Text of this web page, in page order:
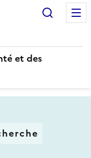
et des